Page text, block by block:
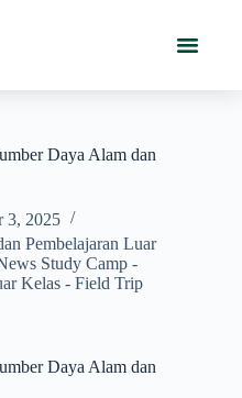
Daya Alam dan
3, 2025
Pembelajaran Luar
Study Camp -
Kelas - Field Trip
Daya Alam dan